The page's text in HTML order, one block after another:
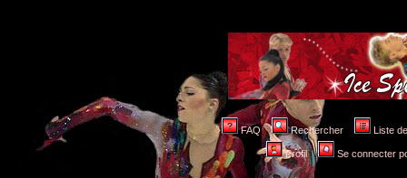
FAQ Rechercher Liste
Profil Se connecter